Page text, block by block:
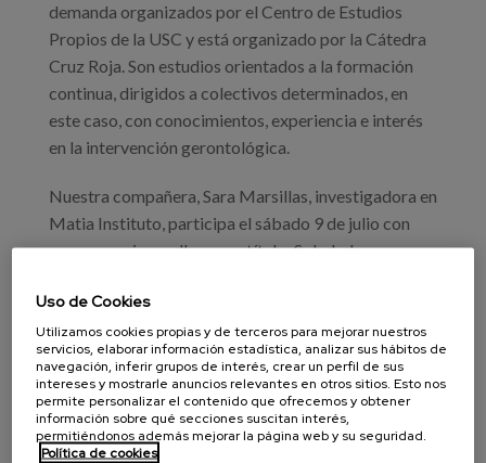
demanda organizados por el Centro de Estudios
Propios de la USC y está organizado por la Cátedra
Cruz Roja. Son estudios orientados a la formación
continua, dirigidos a colectivos determinados, en
este caso, con conocimientos, experiencia e interés
en la intervención gerontológica.
Nuestra compañera, Sara Marsillas, investigadora en
Matia Instituto, participa el sábado 9 de julio con
una ponencia que lleva por título: Soledades en
Objetivos del curso
Conocer y reflexionar desde diferentes miradas
sobre la soledad no deseada en los adultos
mayores.
Conocer los principales programas para combatir
Uso de Cookies
Utilizamos cookies propias y de terceros para mejorar nuestros
servicios, elaborar información estadística, analizar sus hábitos de
navegación, inferir grupos de interés, crear un perfil de sus
intereses y mostrarle anuncios relevantes en otros sitios. Esto nos
permite personalizar el contenido que ofrecemos y obtener
información sobre qué secciones suscitan interés,
permitiéndonos además mejorar la página web y su seguridad.
Política de cookies